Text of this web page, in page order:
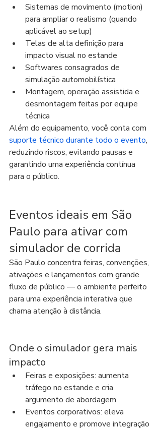
Sistemas de movimento (motion)
para ampliar o realismo (quando
aplicável ao setup)
Telas de alta definição para
impacto visual no estande
Softwares consagrados de
simulação automobilística
Montagem, operação assistida e
desmontagem feitas por equipe
técnica
Além do equipamento, você conta com
suporte técnico durante todo o evento,
reduzindo riscos, evitando pausas e
garantindo uma experiência contínua
para o público.
Eventos ideais em São
Paulo para ativar com
simulador de corrida
São Paulo concentra feiras, convenções,
ativações e lançamentos com grande
fluxo de público — o ambiente perfeito
para uma experiência interativa que
chama atenção à distância.
Onde o simulador gera mais
impacto
Feiras e exposições: aumenta
tráfego no estande e cria
argumento de abordagem
Eventos corporativos: eleva
engajamento e promove integração